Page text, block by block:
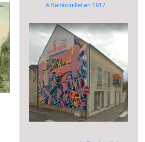
A Rambouillet en 1917…